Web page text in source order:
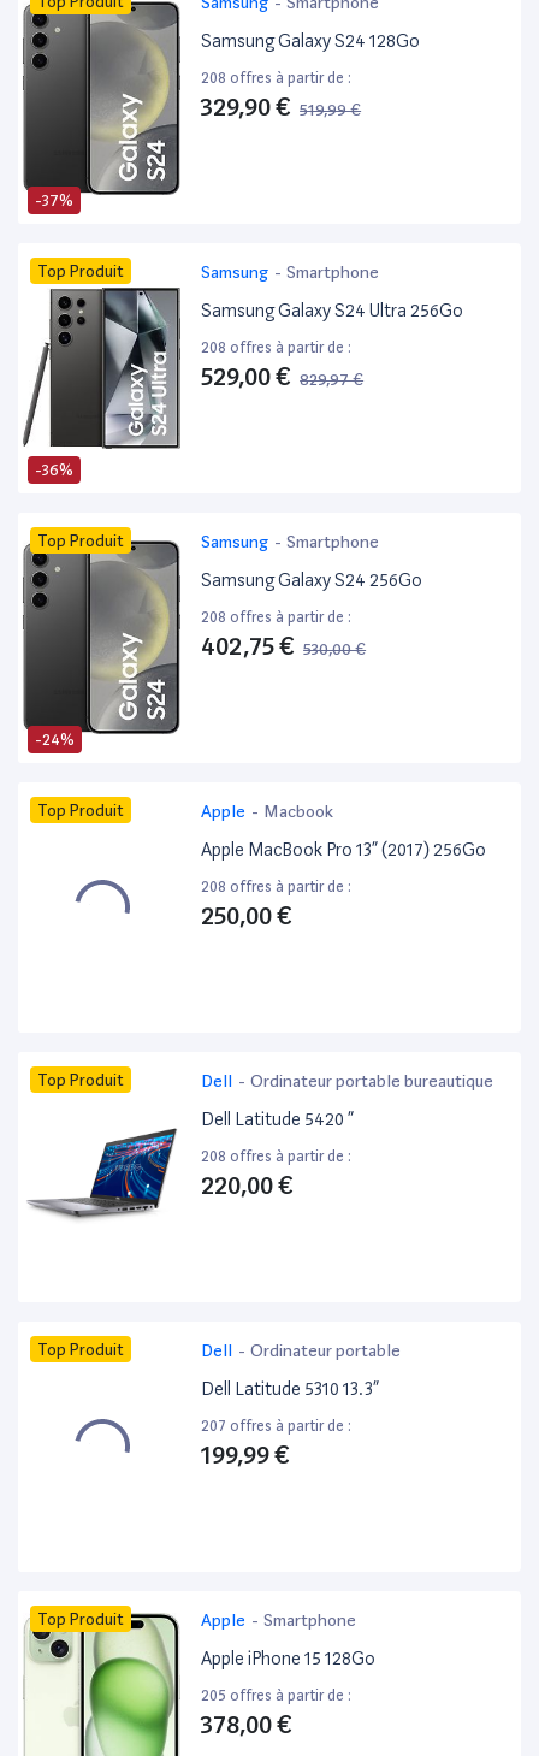
-37%
Samsung Galaxy S24 128Go
208 offres à partir de :
329,90 € 519,99 €
-36%
Top Produit Samsung - Smartphone
Samsung Galaxy S24 Ultra 256Go
208 offres à partir de :
529,00 € 829,97 €
-24%
Top Produit Samsung - Smartphone
Samsung Galaxy S24 256Go
208 offres à partir de :
402,75 € 530,00 €
Top Produit Apple - Macbook
Apple MacBook Pro 13” (2017) 256Go
208 offres à partir de :
250,00 €
Top Produit Dell - Ordinateur portable bureautique
Dell Latitude 5420 ”
208 offres à partir de :
220,00 €
Top Produit Dell - Ordinateur portable
Dell Latitude 5310 13.3”
207 offres à partir de :
199,99 €
Top Produit Apple - Smartphone
Apple iPhone 15 128Go
205 offres à partir de :
378,00 €